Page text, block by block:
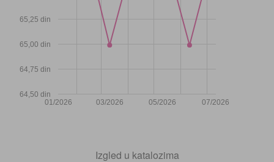
01/2026 03/2026 05/2026 07/2026
64,50 din
64,75 din
65,00 din
65,25 din
Izgled u katalozima